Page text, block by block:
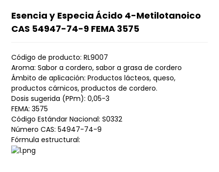
Esencia y Especia Ácido 4-Metilotanoico
CAS 54947-74-9 FEMA 3575
Código de producto: RL9007
Aroma: Sabor a cordero, sabor a grasa de cordero
Ámbito de aplicación: Productos lácteos, queso,
productos cárnicos, productos de cordero.
Dosis sugerida (PPm): 0,05-3
FEMA: 3575
Código Estándar Nacional: S0332
Número CAS: 54947-74-9
Fórmula estructural: